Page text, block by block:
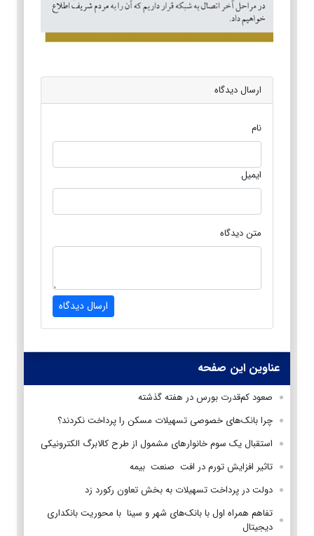
ارسال دیدگاه
نام
ایمیل
متن دیدگاه
ارسال دیدگاه
عناوین این صفحه
صعود کم‌قدرت بورس در هفته گذشته
چرا بانک‌های خصوصی تسهیلات مسکن را پرداخت نکردند؟
استقبال یک سوم خانوارهای مشمول از طرح کالابرگ الکترونیکی
تاثیر افزایش تورم در افت صنعت بیمه
دولت در پرداخت تسهیلات به بخش تعاون رکورد زد
تفاهم همراه اول با بانک‌های شهر و سینا با محوریت بانکداری
دیجیتال